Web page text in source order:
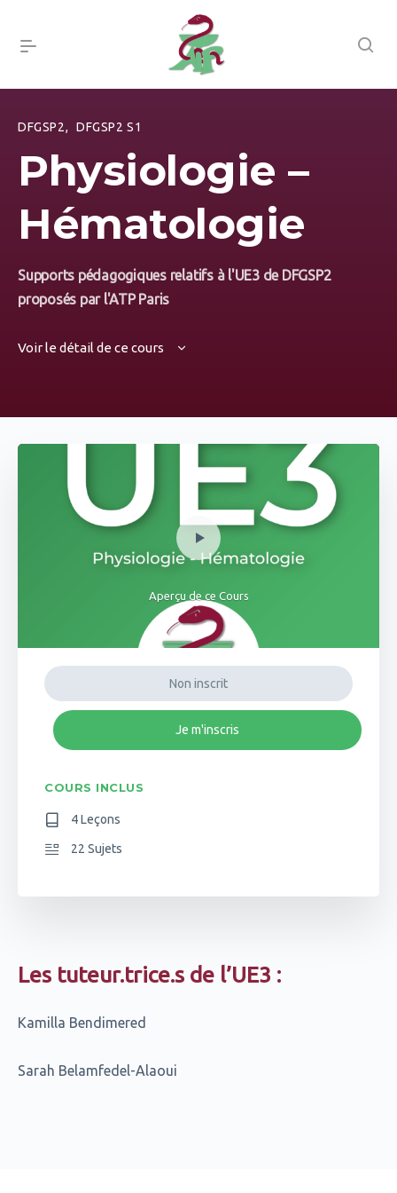
DFGSP2, DFGSP2 S1
Physiologie –
Hématologie
Supports pédagogiques relatifs à l'UE3 de DFGSP2
proposés par l'ATP Paris
Voir le détail de ce cours
Les tuteur.trice.s de l’UE3 :
Kamilla Bendimered
Sarah Belamfedel-Alaoui
Aperçu de ce Cours
Non inscrit
Je m'inscris
COURS INCLUS
4 Leçons
22 Sujets